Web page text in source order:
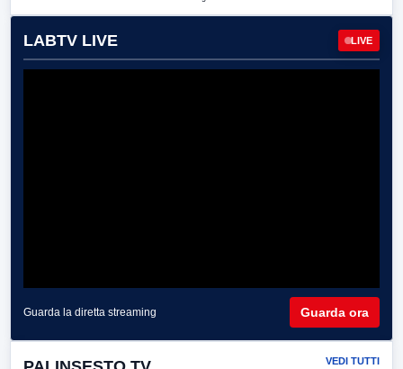
LABTV LIVE LIVE
Guarda la diretta streaming Guarda ora
VEDI TUTTI